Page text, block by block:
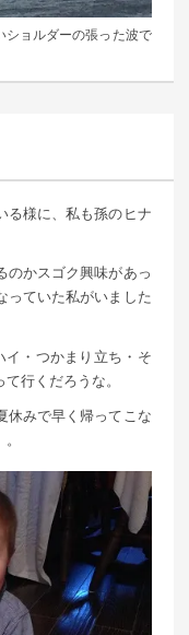
ショルダーの張った波で
る様に、私も孫のヒナ
のかスゴク興味があっ
っていた私がいました
イ・つかまり立ち・そ
行くだろうな。
休みで早く帰ってこな